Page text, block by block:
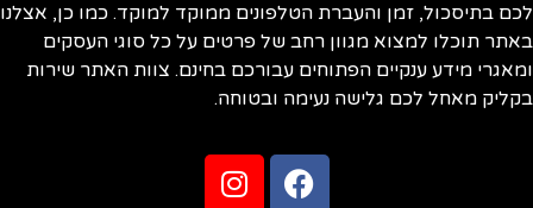
בתיסכול, זמן והעברת הטלפונים ממוקד למוקד. כמו כן, אצלנו
תוכלו למצוא מגוון רחב של פרטים על כל סוגי העסקים
מידע ענקיים הפתוחים עבורכם בחינם. צוות האתר שירות
מאחל לכם גלישה נעימה ובטוחה.